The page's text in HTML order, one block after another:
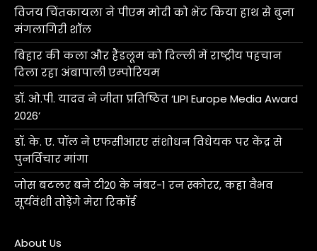
विजय चिंतकायला ने पीएम मोदी को भेंट किया हाथ से बुना
मंगलागिरी शॉल
बिहार की कला और हैंडलूम को दिल्ली में राष्ट्रीय पहचान
दिला रहा अंबापाली एम्पोरियम
डॉ. ओ.पी. यादव ने जीता प्रतिष्ठित ‘LIPI Europe Media Award
2026’
डॉ. के. ए. पॉल ने एफसीआरए संशोधन विधेयक पर केंद्र से
पुनर्विचार मांगा
जोस बटलर बने टी20 के नंबर-1 रन स्कोरर, कहा वैभव
सूर्यवंशी तोड़ेंगे मेरा रिकॉर्ड
About Us